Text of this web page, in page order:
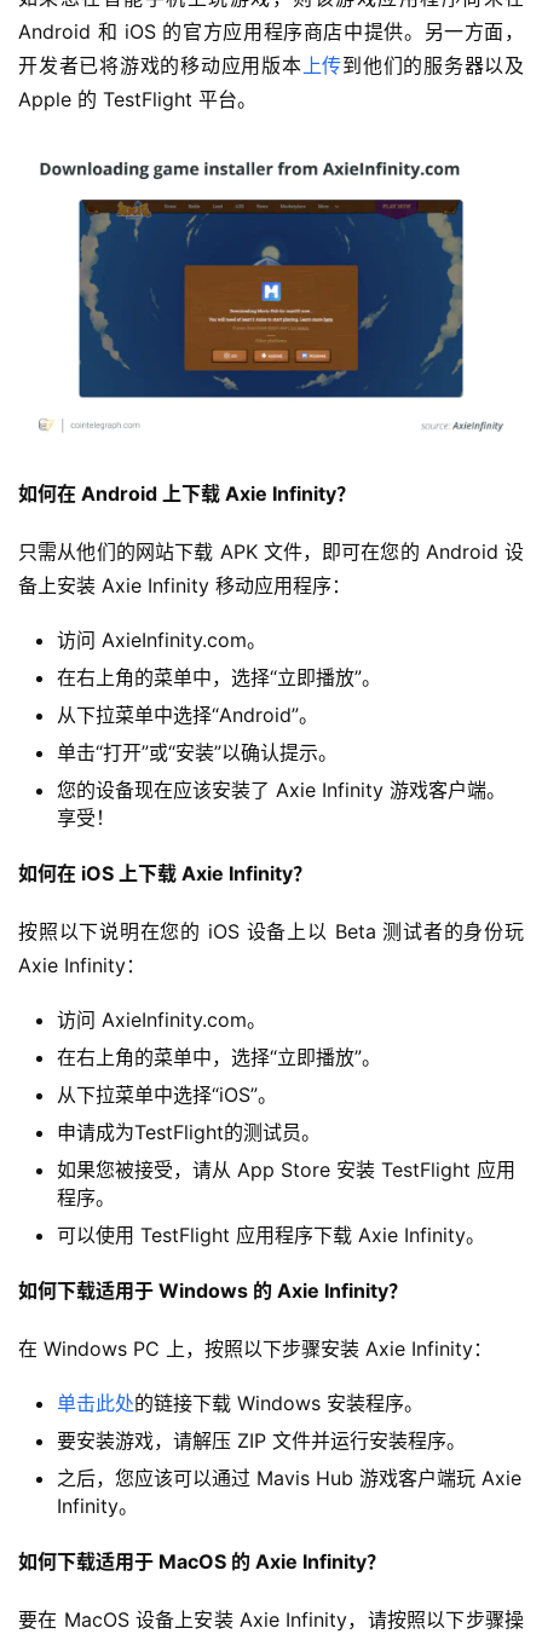
Android 和 iOS 的官方应用程序商店中提供。另一方面，
开发者已将游戏的移动应用版本上传到他们的服务器以及
Apple 的 TestFlight 平台。
如何在 Android 上下载 Axie Infinity？
只需从他们的网站下载 APK 文件，即可在您的 Android 设
备上安装 Axie Infinity 移动应用程序：
访问 AxieInfinity.com。
在右上角的菜单中，选择“立即播放”。
从下拉菜单中选择“Android”。
单击“打开”或“安装”以确认提示。
您的设备现在应该安装了 Axie Infinity 游戏客户端。
享受！
如何在 iOS 上下载 Axie Infinity？
按照以下说明在您的 iOS 设备上以 Beta 测试者的身份玩
Axie Infinity：
访问 AxieInfinity.com。
在右上角的菜单中，选择“立即播放”。
从下拉菜单中选择“iOS”。
申请成为TestFlight的测试员。
如果您被接受，请从 App Store 安装 TestFlight 应用
程序。
可以使用 TestFlight 应用程序下载 Axie Infinity。
如何下载适用于 Windows 的 Axie Infinity？
在 Windows PC 上，按照以下步骤安装 Axie Infinity：
单击此处的链接下载 Windows 安装程序。
要安装游戏，请解压 ZIP 文件并运行安装程序。
之后，您应该可以通过 Mavis Hub 游戏客户端玩 Axie
Infinity。
如何下载适用于 MacOS 的 Axie Infinity？
要在 MacOS 设备上安装 Axie Infinity，请按照以下步骤操